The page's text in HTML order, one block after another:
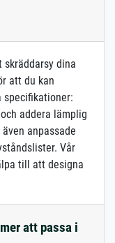
dina
att du kan
specifikationer:
addera lämplig
anpassade
Vår
till att designa
att passa i